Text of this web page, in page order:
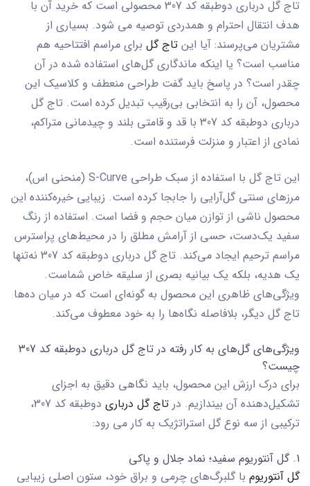
تاج گل درباری دوطبقه کد 307
محصولی است که خرید آن با
هدف انتقال احترام و همدردی توصیه می شود. بسیاری از
مشتریان می‌پرسند: آیا این تاج گل برای مراسم افتتاحیه هم
مناسب است؟ یا اینکه ماندگاری گل‌های استفاده شده در آن
چقدر است؟ در پاسخ باید گفت طراحی منعطف و کلاسیک این
محصول، آن را به انتخابی بی‌رقیب تبدیل کرده است. تاج گل
درباری دوطبقه کد 307
با قد و قامتی بلند و چیدمانی متراکم،
نمادی از اعتبار و منزلت فرستنده است.
این تاج گل با استفاده از سبک طراحی S-Curve (منحنی اس)،
مرزهای سنتی گل‌آرایی را جابجا کرده است. زیبایی خیره‌کننده این
محصول ناشی از توازن میان حجم و فضا است. استفاده از رنگ
سفید یک‌دست، حسی از آرامش مطلق را در محیط‌های پراسترس
مراسم ترحیم ایجاد می‌کند. تاج گل درباری دوطبقه کد 307
نه‌تنها
یک هدیه، بلکه یک بیانیه بصری از سلیقه خاص شماست.
ویژگی‌های ظاهری این محصول به گونه‌ای است که در میان ده‌ها
تاج گل دیگر، بلافاصله نگاه‌ها را به خود معطوف می‌کند.
ویژگی‌های گل‌های به کار رفته در تاج گل درباری دوطبقه کد 307
چیست؟
برای درک ارزش این محصول، باید نگاهی دقیق به اجزای
تشکیل‌دهنده آن بیندازیم. در تاج گل درباری دوطبقه کد 307
،
ترکیبی از سه نوع گل استراتژیک به کار می رود:
1. گل آنتوریوم سفید؛ نماد جلال و پاکی
گل آنتوریوم با گلبرگ‌های چرمی و براق خود، ستون اصلی زیبایی